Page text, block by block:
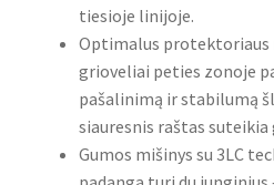
tiesioje linijoje.
Optimalus protektoriaus
grioveliai peties zonoje
pašalinimą ir stabilumą
siauresnis raštas
Gumos mišinys su 3LC